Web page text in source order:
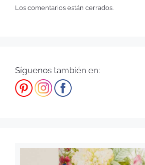
Los comentarios están cerrados.
Síguenos también en: